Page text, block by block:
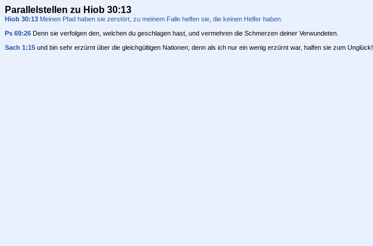
Parallelstellen zu Hiob 30:13
Hiob 30:13 Meinen Pfad haben sie zerstört, zu meinem Falle helfen sie, die keinen Helfer haben.
Ps 69:26 Denn sie verfolgen den, welchen du geschlagen hast, und vermehren die Schmerzen deiner Verwundeten.
Sach 1:15 und bin sehr erzürnt über die gleichgültigen Nationen; denn als ich nur ein wenig erzürnt war, halfen sie zum Unglück!